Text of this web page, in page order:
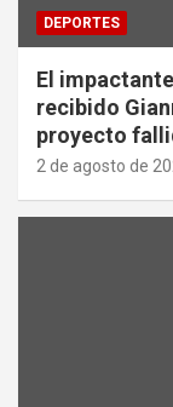
DEPORTES
El
recibido
proyecto
2 de agosto de